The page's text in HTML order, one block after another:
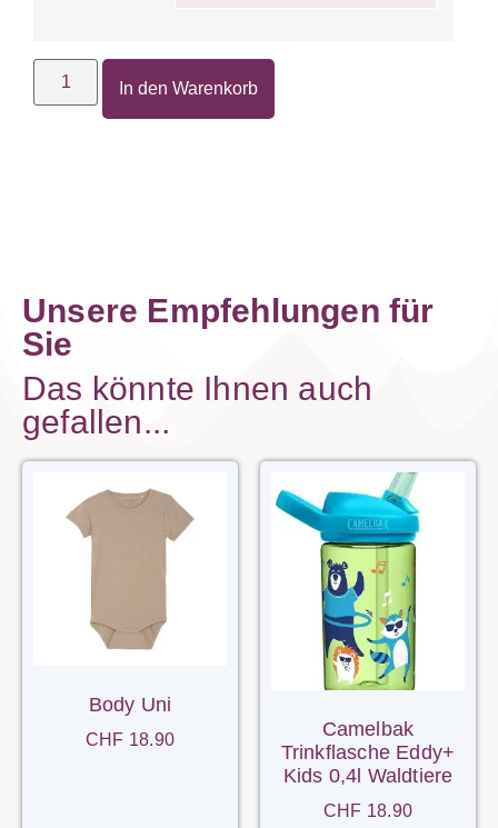
In den Warenkorb
Unsere Empfehlungen für
Sie
Das könnte Ihnen auch
gefallen...
Body Uni
CHF 18.90
Camelbak
Trinkflasche Eddy+
Kids 0,4l Waldtiere
CHF 18.90